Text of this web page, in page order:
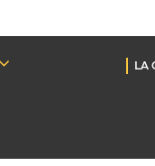
LA